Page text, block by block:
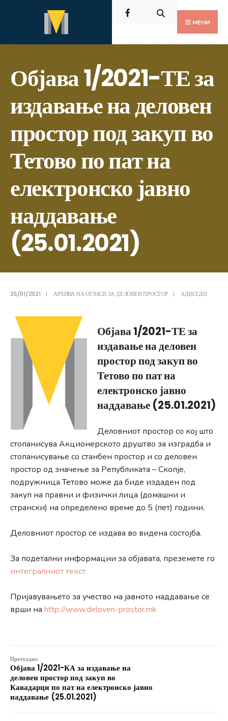
содржината
МЕНИ
Објава 1/2021-ТЕ за
издавање на деловен
простор под закуп во
Тетово по пат на
електронско јавно
наддавање
(25.01.2021)
25/01/2021 | АРХИВА НА ОГЛАСИ ЗА ДЕЛОВЕН ПРОСТОР | АДИССДП
Објава 1/2021-ТЕ за
издавање на деловен
простор под закуп во
Тетово по пат на
електронско јавно
наддавање (25.01.2021)
Деловниот простор со кој што
стопанисува Акционерското друштво за изградба и
стопанисување со станбен простор и со деловен
простор од значење за Републиката – Скопје,
подружница Тетово може да биде издаден под
закуп на правни и физички лица (домашни и
странски) на определено време до 5 (пет) години.
Деловниот простор се издава во видена состојба.
За подетални информации за објавата, преземете го
интегралниот текст.
Пријавувањето за учество на јавното наддавање се
врши на http://www.deloven-prostor.mk
Претходно:
Објава 1/2021-КА за издавање на
деловен простор под закуп во
Кавадарци по пат на електронско јавно
наддавање (25.01.2021)